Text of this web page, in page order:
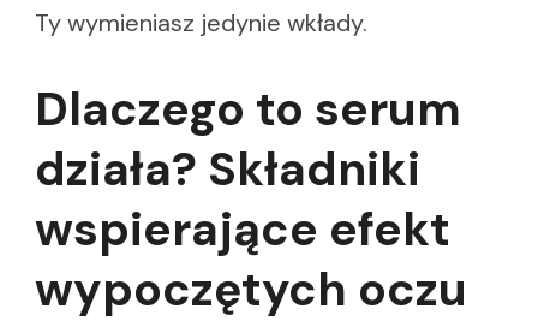
Ty wymieniasz jedynie wkłady.
Dlaczego to serum
działa? Składniki
wspierające efekt
wypoczętych oczu